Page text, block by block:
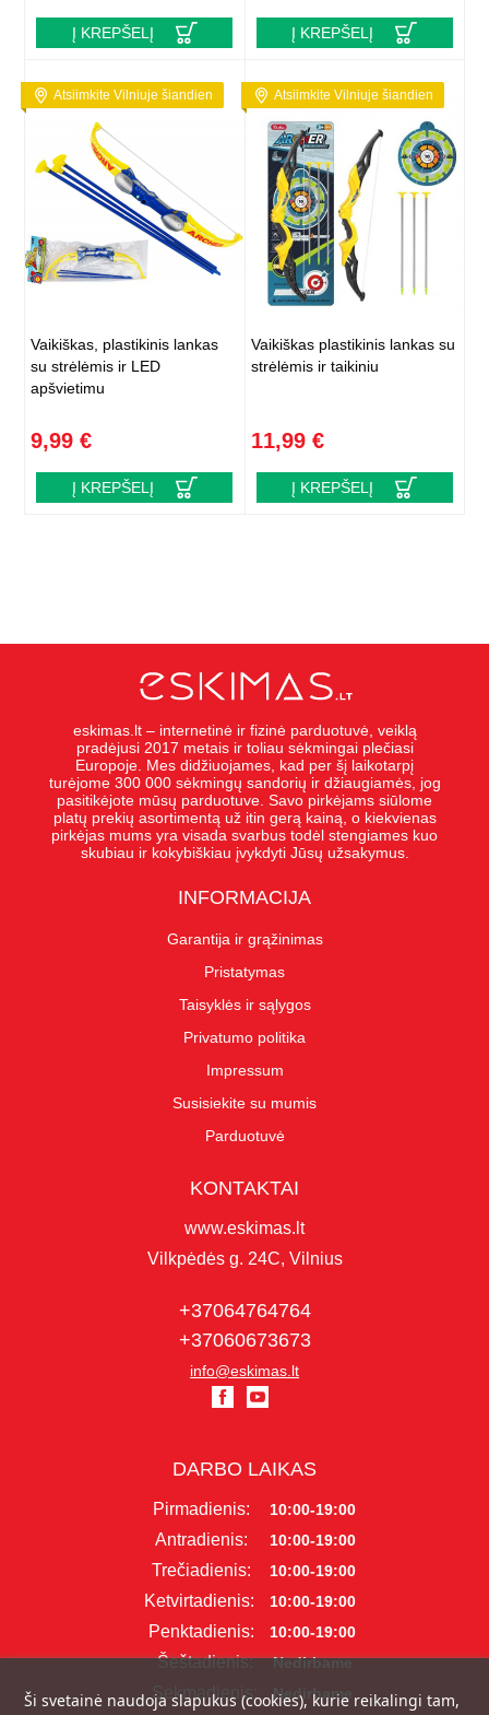
Į KREPŠELĮ Į KREPŠELĮ
Atsiimkite Vilniuje šiandien
Vaikiškas, plastikinis lankas
su strėlėmis ir LED
apšvietimu
9,99 €
Į KREPŠELĮ
Atsiimkite Vilniuje šiandien
Vaikiškas plastikinis lankas su
strėlėmis ir taikiniu
11,99 €
Į KREPŠELĮ
eskimas.lt – internetinė ir fizinė parduotuvė, veiklą
pradėjusi 2017 metais ir toliau sėkmingai plečiasi
Europoje. Mes didžiuojames, kad per šį laikotarpį
turėjome 300 000 sėkmingų sandorių ir džiaugiamės, jog
pasitikėjote mūsų parduotuve. Savo pirkėjams siūlome
platų prekių asortimentą už itin gerą kainą, o kiekvienas
pirkėjas mums yra visada svarbus todėl stengiames kuo
skubiau ir kokybiškiau įvykdyti Jūsų užsakymus.
INFORMACIJA
Garantija ir grąžinimas
Pristatymas
Taisyklės ir sąlygos
Privatumo politika
Impressum
Susisiekite su mumis
Parduotuvė
KONTAKTAI
www.eskimas.lt
Vilkpėdės g. 24C, Vilnius
+37064764764
+37060673673
info@eskimas.lt
DARBO LAIKAS
Pirmadienis: 10:00-19:00
Antradienis: 10:00-19:00
Trečiadienis: 10:00-19:00
Ketvirtadienis: 10:00-19:00
Penktadienis: 10:00-19:00
Šeštadienis: Nedirbame
Sekmadienis: Nedirbame
Ši svetainė naudoja slapukus (cookies), kurie reikalingi tam,